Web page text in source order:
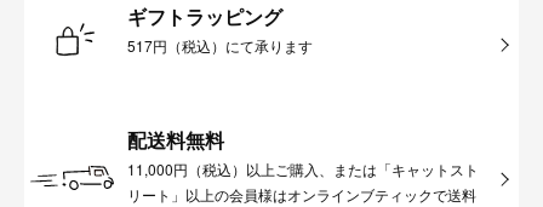
ギフトラッピング
517円（税込）にて承ります
配送料無料
11,000円（税込）以上ご購入、または「キャットスト
リート」以上の会員様はオンラインブティックで送料